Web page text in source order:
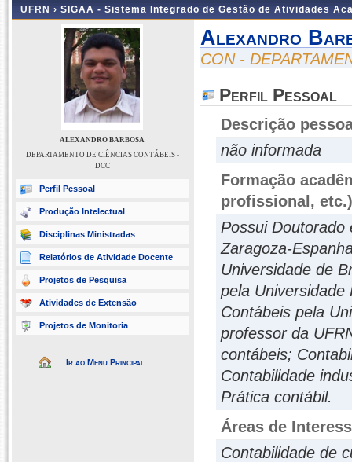
UFRN › SIGAA - Sistema Integrado de Gestão de Atividades
ALEXANDRO BARBOSA
DEPARTAMENTO DE CIÊNCIAS CONTÁBEIS -
DCC
Perfil Pessoal
Produção Intelectual
Disciplinas Ministradas
Relatórios de Atividade Docente
Projetos de Pesquisa
Atividades de Extensão
Projetos de Monitoria
Ir ao Menu Principal
Alexandro
CON -
Perfil Pessoal
Descrição
não informada
Formação
profissional, etc.)
Possui Doutorado
Zaragoza-
Universidade de
pela
Contábeis pela
professor da
contábeis;
Contabilidade
Prática contábil.
Áreas de
Contabilidade de